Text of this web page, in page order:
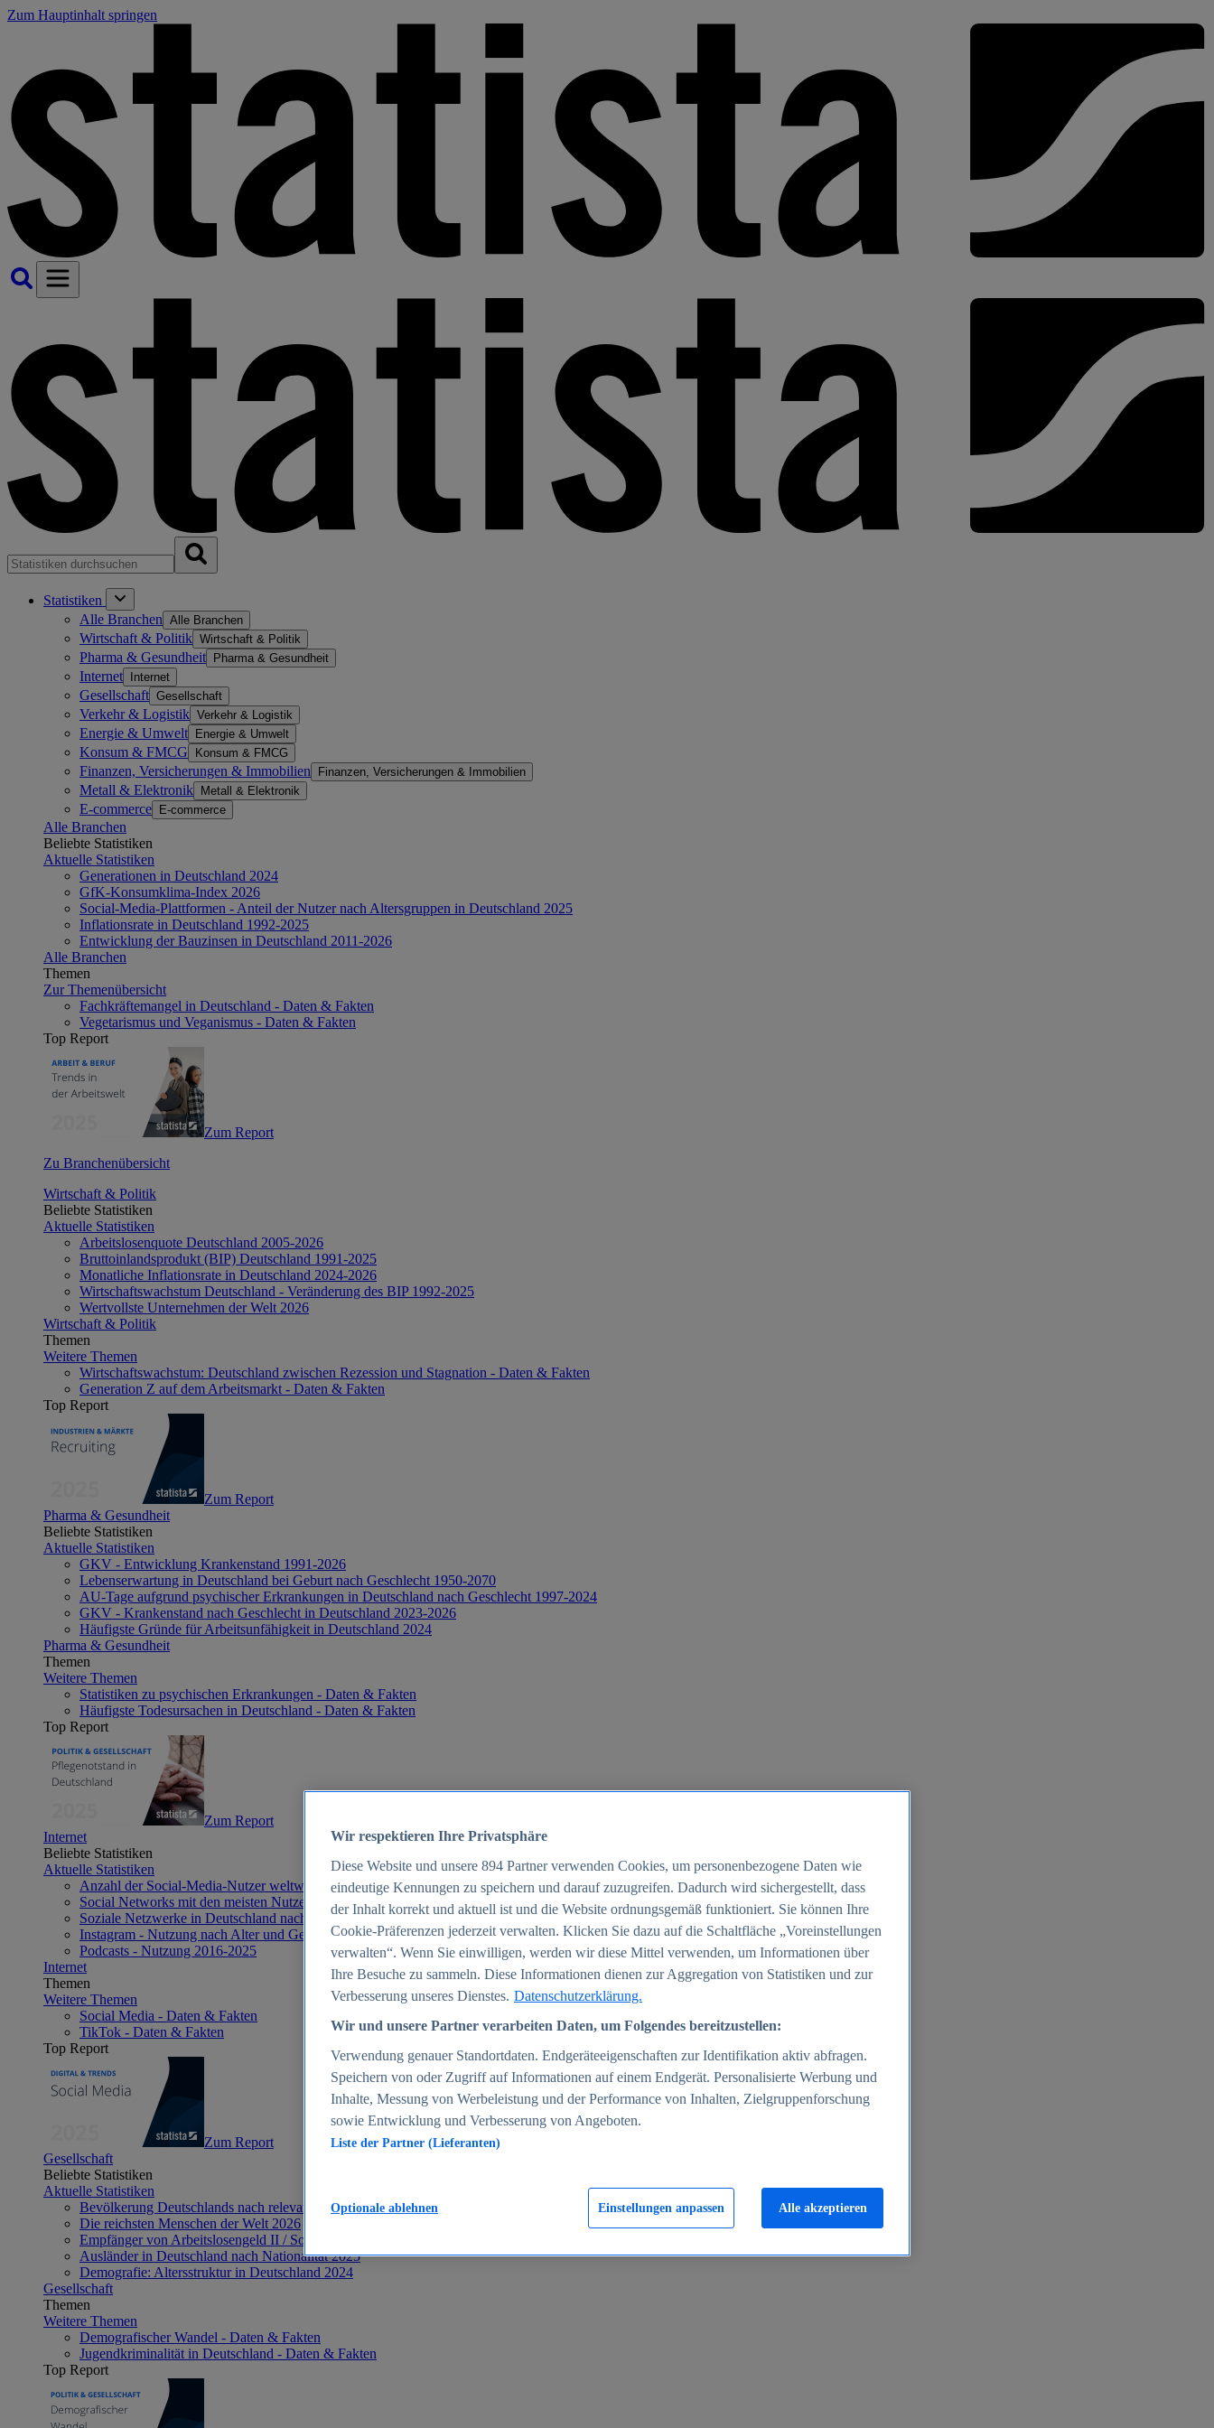
Zum Hauptinhalt springen
Statistiken
Alle Branchen Alle Branchen
Wirtschaft & Politik Wirtschaft & Politik
Pharma & Gesundheit Pharma & Gesundheit
Internet Internet
Gesellschaft Gesellschaft
Verkehr & Logistik Verkehr & Logistik
Energie & Umwelt Energie & Umwelt
Konsum & FMCG Konsum & FMCG
Finanzen, Versicherungen & Immobilien Finanzen, Versicherungen & Immobilien
Metall & Elektronik Metall & Elektronik
E-commerce E-commerce
Alle Branchen
Beliebte Statistiken
Aktuelle Statistiken
Generationen in Deutschland 2024
GfK-Konsumklima-Index 2026
Social-Media-Plattformen - Anteil der Nutzer nach Altersgruppen in Deutschland 2025
Inflationsrate in Deutschland 1992-2025
Entwicklung der Bauzinsen in Deutschland 2011-2026
Alle Branchen
Themen
Zur Themenübersicht
Fachkräftemangel in Deutschland - Daten & Fakten
Vegetarismus und Veganismus - Daten & Fakten
Top Report
Zum Report
Zu Branchenübersicht
Wirtschaft & Politik
Beliebte Statistiken
Aktuelle Statistiken
Arbeitslosenquote Deutschland 2005-2026
Bruttoinlandsprodukt (BIP) Deutschland 1991-2025
Monatliche Inflationsrate in Deutschland 2024-2026
Wirtschaftswachstum Deutschland - Veränderung des BIP 1992-2025
Wertvollste Unternehmen der Welt 2026
Wirtschaft & Politik
Themen
Weitere Themen
Wirtschaftswachstum: Deutschland zwischen Rezession und Stagnation - Daten & Fakten
Generation Z auf dem Arbeitsmarkt - Daten & Fakten
Top Report
Zum Report
Pharma & Gesundheit
Beliebte Statistiken
Aktuelle Statistiken
GKV - Entwicklung Krankenstand 1991-2026
Lebenserwartung in Deutschland bei Geburt nach Geschlecht 1950-2070
AU-Tage aufgrund psychischer Erkrankungen in Deutschland nach Geschlecht 1997-2024
GKV - Krankenstand nach Geschlecht in Deutschland 2023-2026
Häufigste Gründe für Arbeitsunfähigkeit in Deutschland 2024
Pharma & Gesundheit
Themen
Weitere Themen
Statistiken zu psychischen Erkrankungen - Daten & Fakten
Häufigste Todesursachen in Deutschland - Daten & Fakten
Top Report
Zum Report
Internet
Beliebte Statistiken
Aktuelle Statistiken
Anzahl der Social-Media-Nutzer weltweit 2012-2025
Social Networks mit den meisten Nutzern weltweit 2025
Soziale Netzwerke in Deutschland nach Generationen 2025
Instagram - Nutzung nach Alter und Geschlecht in Deutschland 2025
Podcasts - Nutzung 2016-2025
Internet
Themen
Weitere Themen
Social Media - Daten & Fakten
TikTok - Daten & Fakten
Top Report
Zum Report
Gesellschaft
Beliebte Statistiken
Aktuelle Statistiken
Bevölkerung Deutschlands nach relevanten Altersgruppen 2024
Die reichsten Menschen der Welt 2026
Empfänger von Arbeitslosengeld II / Sozialgeld / Bürgergeld in Deutschland 2005-2025
Ausländer in Deutschland nach Nationalität 2025
Demografie: Altersstruktur in Deutschland 2024
Gesellschaft
Themen
Weitere Themen
Demografischer Wandel - Daten & Fakten
Jugendkriminalität in Deutschland - Daten & Fakten
Top Report
Wir respektieren Ihre Privatsphäre
Diese Website und unsere 894 Partner verwenden Cookies, um personenbezogene Daten wie
eindeutige Kennungen zu speichern und darauf zuzugreifen. Dadurch wird sichergestellt, dass
der Inhalt korrekt und aktuell ist und die Website ordnungsgemäß funktioniert. Sie können Ihre
Cookie-Präferenzen jederzeit verwalten. Klicken Sie dazu auf die Schaltfläche „Voreinstellungen
verwalten“. Wenn Sie einwilligen, werden wir diese Mittel verwenden, um Informationen über
Ihre Besuche zu sammeln. Diese Informationen dienen zur Aggregation von Statistiken und zur
Verbesserung unseres Dienstes. Datenschutzerklärung.
Wir und unsere Partner verarbeiten Daten, um Folgendes bereitzustellen:
Verwendung genauer Standortdaten. Endgeräteeigenschaften zur Identifikation aktiv abfragen.
Speichern von oder Zugriff auf Informationen auf einem Endgerät. Personalisierte Werbung und
Inhalte, Messung von Werbeleistung und der Performance von Inhalten, Zielgruppenforschung
sowie Entwicklung und Verbesserung von Angeboten.
Liste der Partner (Lieferanten)
Einstellungen anpassen
Optionale ablehnen Alle akzeptieren